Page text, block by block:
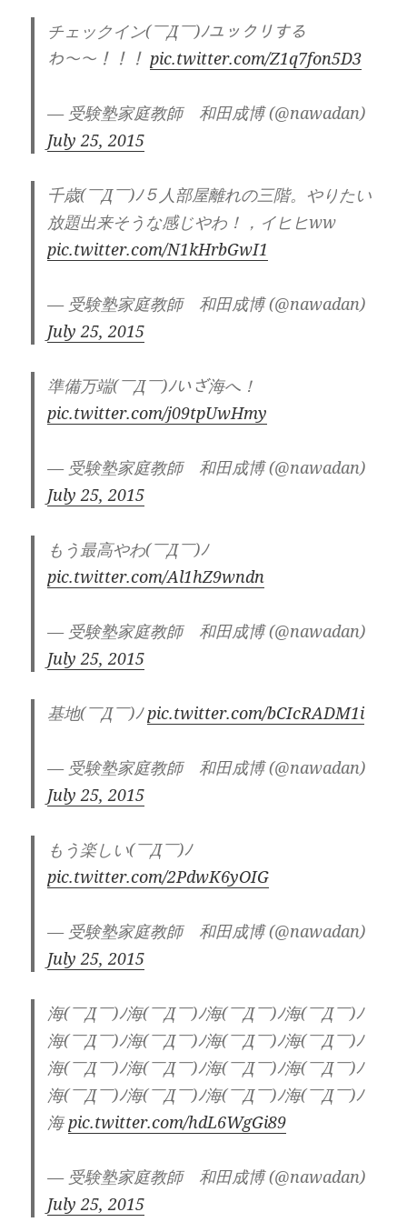
チェックイン(￣Д￣)ﾉユックリする
わ〜〜！！！pic.twitter.com/Z1q7fon5D3
— 受験塾家庭教師 和田成博 (@nawadan)
July 25, 2015
千歳(￣Д￣)ﾉ５人部屋離れの三階。やりたい
放題出来そうな感じやわ！，イヒヒww
pic.twitter.com/N1kHrbGwI1
— 受験塾家庭教師 和田成博 (@nawadan)
July 25, 2015
準備万端(￣Д￣)ﾉいざ海へ！
pic.twitter.com/j09tpUwHmy
— 受験塾家庭教師 和田成博 (@nawadan)
July 25, 2015
もう最高やわ(￣Д￣)ﾉ
pic.twitter.com/Al1hZ9wndn
— 受験塾家庭教師 和田成博 (@nawadan)
July 25, 2015
基地(￣Д￣)ﾉpic.twitter.com/bCIcRADM1i
— 受験塾家庭教師 和田成博 (@nawadan)
July 25, 2015
もう楽しい(￣Д￣)ﾉ
pic.twitter.com/2PdwK6yOIG
— 受験塾家庭教師 和田成博 (@nawadan)
July 25, 2015
海(￣Д￣)ﾉ海(￣Д￣)ﾉ海(￣Д￣)ﾉ海(￣Д￣)ﾉ
海(￣Д￣)ﾉ海(￣Д￣)ﾉ海(￣Д￣)ﾉ海(￣Д￣)ﾉ
海(￣Д￣)ﾉ海(￣Д￣)ﾉ海(￣Д￣)ﾉ海(￣Д￣)ﾉ
海(￣Д￣)ﾉ海(￣Д￣)ﾉ海(￣Д￣)ﾉ海(￣Д￣)ﾉ
海pic.twitter.com/hdL6WgGi89
— 受験塾家庭教師 和田成博 (@nawadan)
July 25, 2015